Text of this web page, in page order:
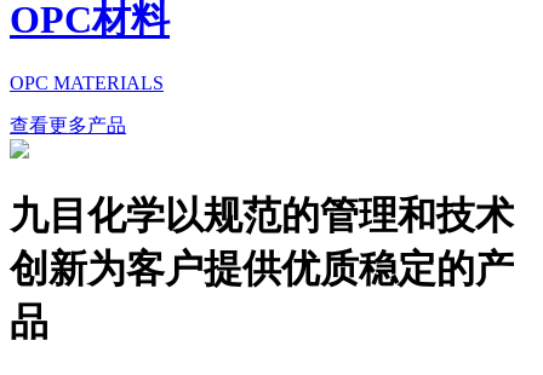
OPC材料
OPC MATERIALS
查看更多产品
九目化学以规范的管理和技术
创新为客户提供优质稳定的产
品